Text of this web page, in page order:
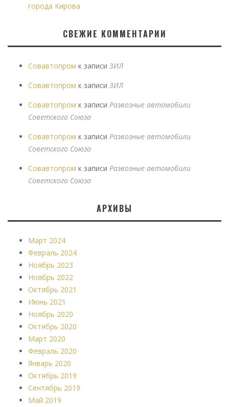
города Кирова
СВЕЖИЕ КОММЕНТАРИИ
Совавтопром к записи ЗИЛ
Совавтопром к записи ЗИЛ
Совавтопром к записи Развозные автомобили
Советского Союза
Совавтопром к записи Развозные автомобили
Советского Союза
Совавтопром к записи Развозные автомобили
Советского Союза
АРХИВЫ
Март 2024
Февраль 2024
Ноябрь 2023
Ноябрь 2022
Октябрь 2021
Июнь 2021
Ноябрь 2020
Октябрь 2020
Март 2020
Февраль 2020
Январь 2020
Октябрь 2019
Сентябрь 2019
Май 2019